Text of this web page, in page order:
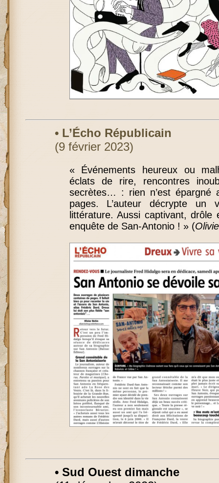
• L’Écho Républicain
(9 février 2023)
« Événements heureux ou
éclats de rire, rencontres
secrètes… : rien n’est épargné
pages. L’auteur décrypte un
littérature. Aussi captivant, drôle
enquête de San-Antonio ! » (
• Sud Ouest dimanche